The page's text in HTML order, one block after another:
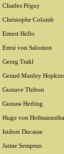
Charles Péguy
Christophe Colomb
Ernest Hello
Ernst von Salomon
Georg Trakl
Gerard Manley
Gustave Thibon
Gustaw Herling
Hugo von
Isidore Ducasse
Jaime Semprun